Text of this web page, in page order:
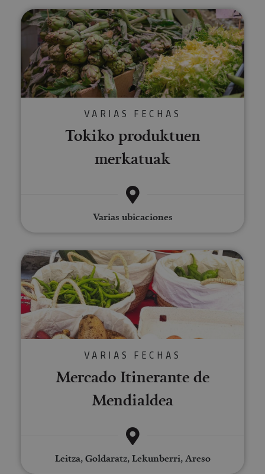
Tokiko produktuen merkatuak
VARIAS FECHAS
Tokiko produktuen
merkatuak
Varias ubicaciones
Mercado Itinerante de
VARIAS FECHAS
Mercado Itinerante de
Mendialdea
Leitza, Goldaratz, Lekunberri, Areso